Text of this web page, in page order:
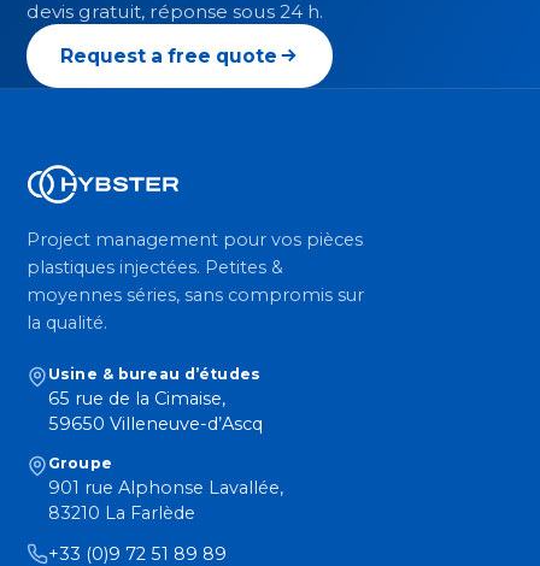
devis gratuit, réponse sous 24 h.
Request a free quote
Project management pour vos pièces
plastiques injectées. Petites &
moyennes séries, sans compromis sur
la qualité.
Usine & bureau d’études
65 rue de la Cimaise,
59650 Villeneuve-d’Ascq
Groupe
901 rue Alphonse Lavallée,
83210 La Farlède
+33 (0)9 72 51 89 89